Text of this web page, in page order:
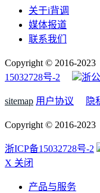
关于i背调
媒体报道
联系我们
Copyright © 2016-
15032728号-2
浙
sitemap 用户协议 隐
Copyright © 2016-
浙ICP备15032728号-2
X 关闭
产品与服务